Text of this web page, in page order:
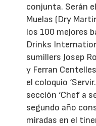
conjunta. Serán
Muelas (Dry
los 100 mejores
Drinks
sumillers Josep
y Ferran
el coloquio
sección ‘Chef a
segundo año
miradas en el